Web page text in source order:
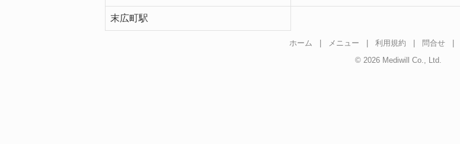
末広町駅
ホーム メニュー 利用規約 問合せ
© 2026 Mediwill Co., Ltd.